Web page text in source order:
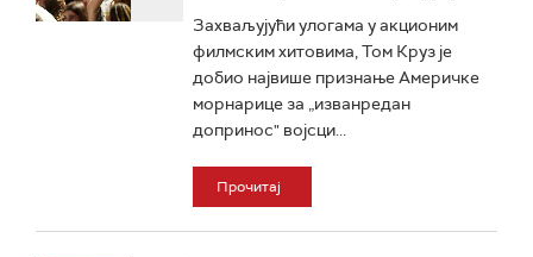
Захваљујући улогама у акционим
филмским хитовима, Том Круз је
добио највише признање Америчке
морнарице за „изванредан
допринос" војсци...
Прочитај